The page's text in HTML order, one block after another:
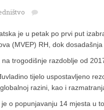
je u petak po prvi put
(MVEP) RH, dok
trogodišnje razdoblje od
tijelo uspostavljeno
razini, kao i
o popunjavanju 14 mjesta u